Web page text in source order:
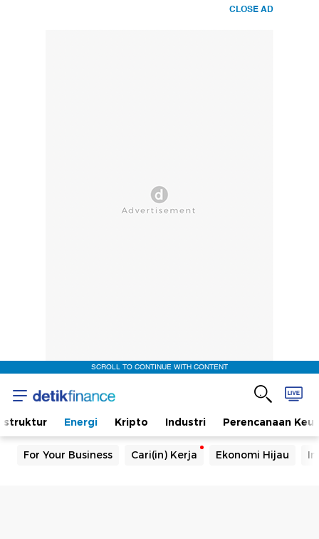
CLOSE AD
SCROLL TO CONTINUE WITH CONTENT
Energi Kripto Industri Perencanaan
For Your Business Cari(in) Kerja Ekonomi Hijau